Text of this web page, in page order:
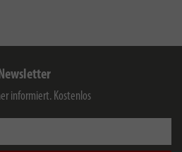
informiert. Kostenlos